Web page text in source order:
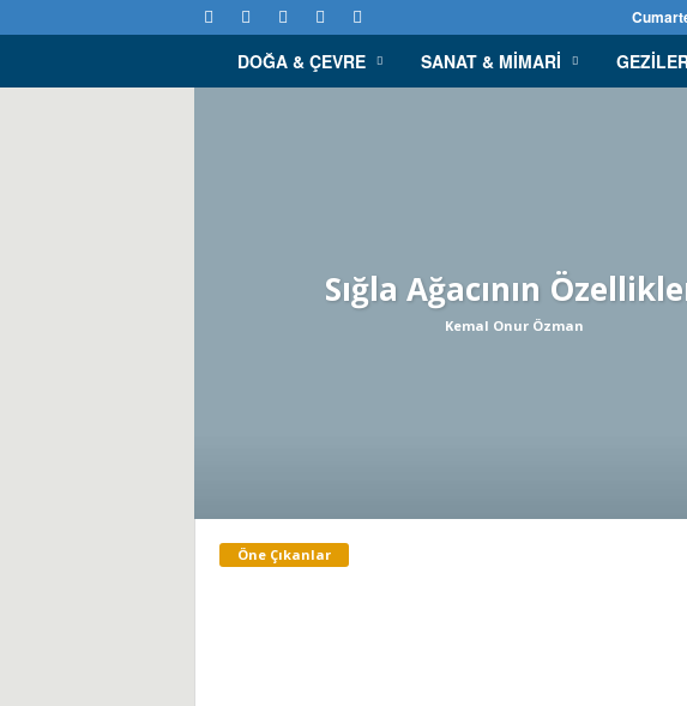
DOĞA & ÇEVRE SANAT & MIMARI
Sığla Ağacının
Kemal Onur Özman
Öne Çıkanlar